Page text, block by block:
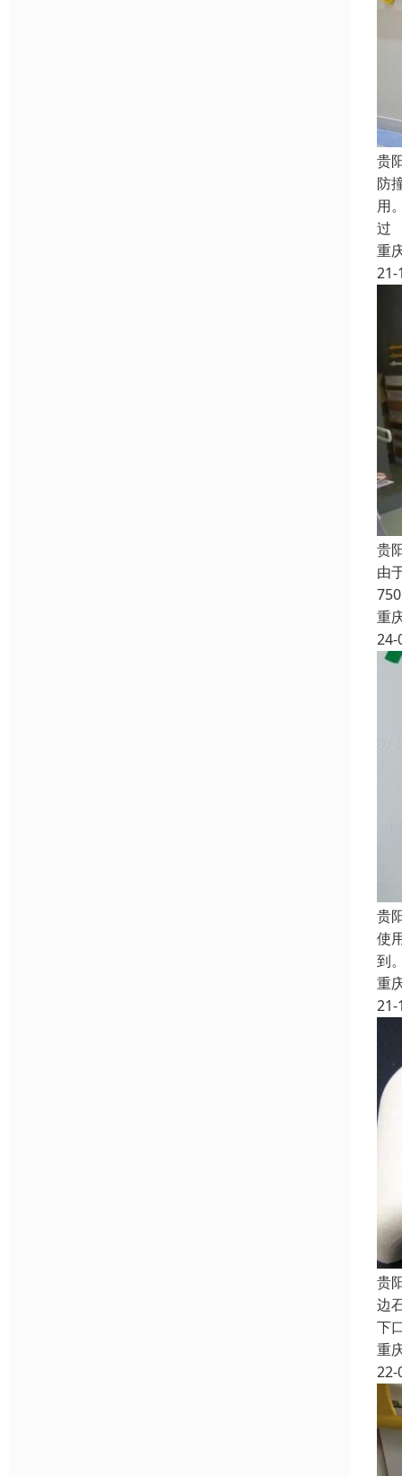
贵
防
用
过
重
21-
贵
由
重
24-
贵
使
到
重
21-
贵
边
下
重
22-